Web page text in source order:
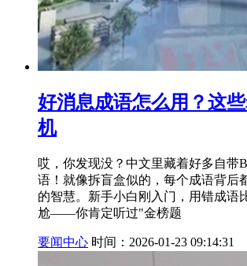
好消息成语怎么用？这
机
哎，你发现没？中文里藏着好多自带
语！就像拆盲盒似的，每个成语背后
的智慧。新手小白刚入门，用错成语
尬——你肯定听过"金榜题
要闻中心 时间：2026-01-23 09:14:31